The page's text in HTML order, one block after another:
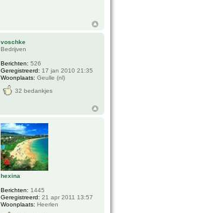
voschke
Bedrijven
Berichten: 526
Geregistreerd: 17 jan 2010 21:35
Woonplaats: Geulle (nl)
32 bedankjes
hexina
Berichten: 1445
Geregistreerd: 21 apr 2011 13:57
Woonplaats: Heerlen